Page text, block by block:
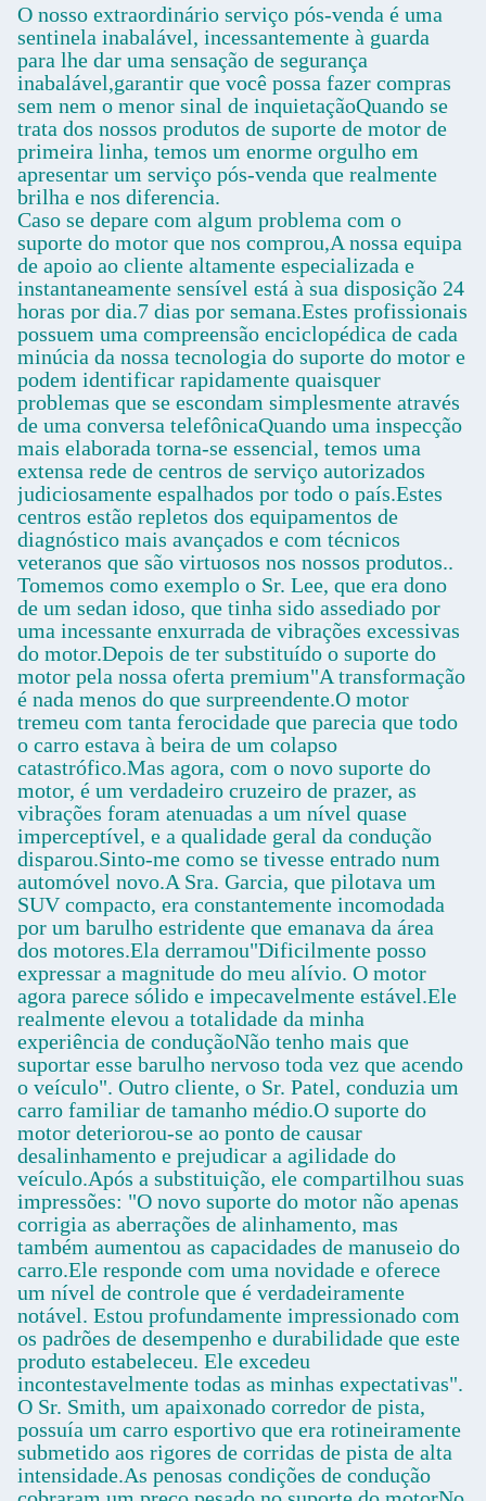
O nosso extraordinário serviço pós-venda é uma
sentinela inabalável, incessantemente à guarda
para lhe dar uma sensação de segurança
inabalável,garantir que você possa fazer compras
sem nem o menor sinal de inquietaçãoQuando se
trata dos nossos produtos de suporte de motor de
primeira linha, temos um enorme orgulho em
apresentar um serviço pós-venda que realmente
brilha e nos diferencia.
Caso se depare com algum problema com o
suporte do motor que nos comprou,A nossa equipa
de apoio ao cliente altamente especializada e
instantaneamente sensível está à sua disposição 24
horas por dia.7 dias por semana.Estes profissionais
possuem uma compreensão enciclopédica de cada
minúcia da nossa tecnologia do suporte do motor e
podem identificar rapidamente quaisquer
problemas que se escondam simplesmente através
de uma conversa telefônicaQuando uma inspecção
mais elaborada torna-se essencial, temos uma
extensa rede de centros de serviço autorizados
judiciosamente espalhados por todo o país.Estes
centros estão repletos dos equipamentos de
diagnóstico mais avançados e com técnicos
veteranos que são virtuosos nos nossos produtos..
Tomemos como exemplo o Sr. Lee, que era dono
de um sedan idoso, que tinha sido assediado por
uma incessante enxurrada de vibrações excessivas
do motor.Depois de ter substituído o suporte do
motor pela nossa oferta premium"A transformação
é nada menos do que surpreendente.O motor
tremeu com tanta ferocidade que parecia que todo
o carro estava à beira de um colapso
catastrófico.Mas agora, com o novo suporte do
motor, é um verdadeiro cruzeiro de prazer, as
vibrações foram atenuadas a um nível quase
imperceptível, e a qualidade geral da condução
disparou.Sinto-me como se tivesse entrado num
automóvel novo.A Sra. Garcia, que pilotava um
SUV compacto, era constantemente incomodada
por um barulho estridente que emanava da área
dos motores.Ela derramou"Dificilmente posso
expressar a magnitude do meu alívio. O motor
agora parece sólido e impecavelmente estável.Ele
realmente elevou a totalidade da minha
experiência de conduçãoNão tenho mais que
suportar esse barulho nervoso toda vez que acendo
o veículo". Outro cliente, o Sr. Patel, conduzia um
carro familiar de tamanho médio.O suporte do
motor deteriorou-se ao ponto de causar
desalinhamento e prejudicar a agilidade do
veículo.Após a substituição, ele compartilhou suas
impressões: "O novo suporte do motor não apenas
corrigia as aberrações de alinhamento, mas
também aumentou as capacidades de manuseio do
carro.Ele responde com uma novidade e oferece
um nível de controle que é verdadeiramente
notável. Estou profundamente impressionado com
os padrões de desempenho e durabilidade que este
produto estabeleceu. Ele excedeu
incontestavelmente todas as minhas expectativas".
O Sr. Smith, um apaixonado corredor de pista,
possuía um carro esportivo que era rotineiramente
submetido aos rigores de corridas de pista de alta
intensidade.As penosas condições de condução